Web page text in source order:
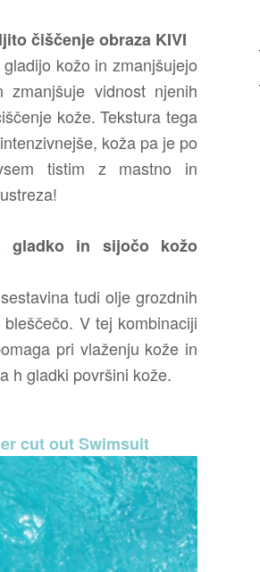
čiščenje obraza KIVI
gladijo kožo in zmanjšujejo
zmanjšuje vidnost njenih
kože. Tekstura tega
koža pa je po
tistim z mastno in
gladko in sijočo kožo
tudi olje grozdnih
V tej kombinaciji
pri vlaženju kože in
h gladki površini kože.
cut out Swimsuit